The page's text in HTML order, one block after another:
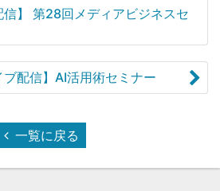
】 第28回メディアビジネスセ
配信】AI活用術セミナー
一覧に戻る